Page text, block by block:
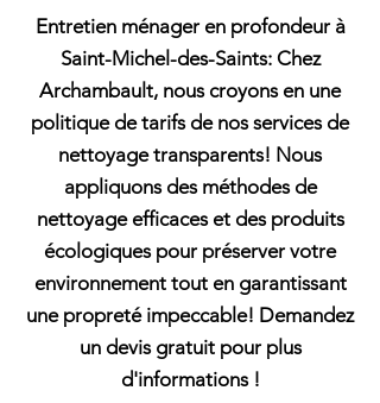
Entretien ménager en profondeur à
Saint-Michel-des-Saints: Chez
Archambault, nous croyons en une
politique de tarifs de nos services de
nettoyage transparents! Nous
appliquons des méthodes de
nettoyage efficaces et des produits
écologiques pour préserver votre
environnement tout en garantissant
une propreté impeccable! Demandez
un devis gratuit pour plus
d'informations !